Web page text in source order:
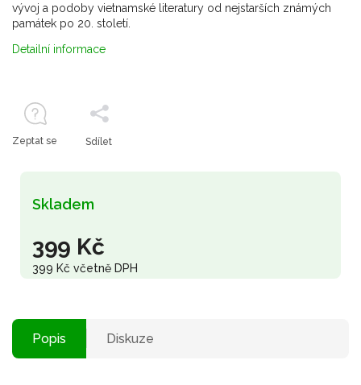
399 Kč
399 Kč včetně DPH
Skladem
vývoj a podoby vietnamské literatury od nejstarších známých
památek po 20. století.
Detailní informace
Zeptat se Sdílet
Popis Diskuze